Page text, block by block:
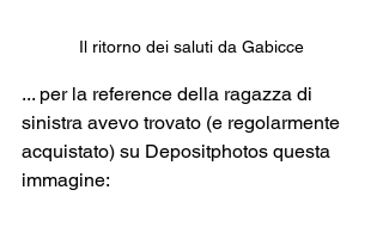
Il ritorno dei saluti da Gabicce
... per la reference della ragazza di
sinistra avevo trovato (e regolarmente
acquistato) su Depositphotos questa
immagine: